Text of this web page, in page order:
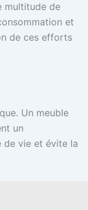
multitude de
et
de ces efforts
Un meuble
un
de vie et évite la